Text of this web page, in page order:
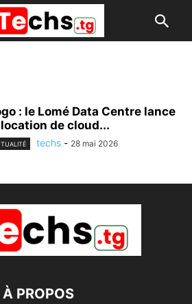
: le Lomé Data Centre lance
de cloud...
techs - 28 mai 2026
À PROPOS